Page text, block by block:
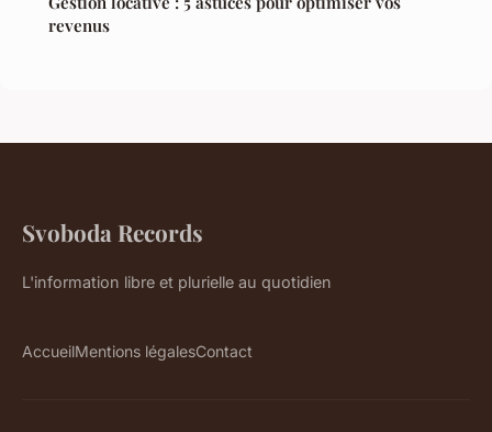
revenus
Svoboda Records
L'information libre et plurielle au quotidien
AccueilMentions légalesContact